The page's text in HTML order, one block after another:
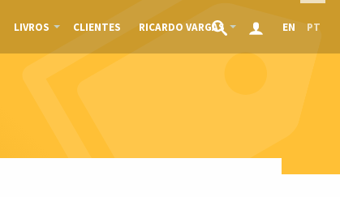
LIVROS CLIENTES RICARDO VARGAS EN PT